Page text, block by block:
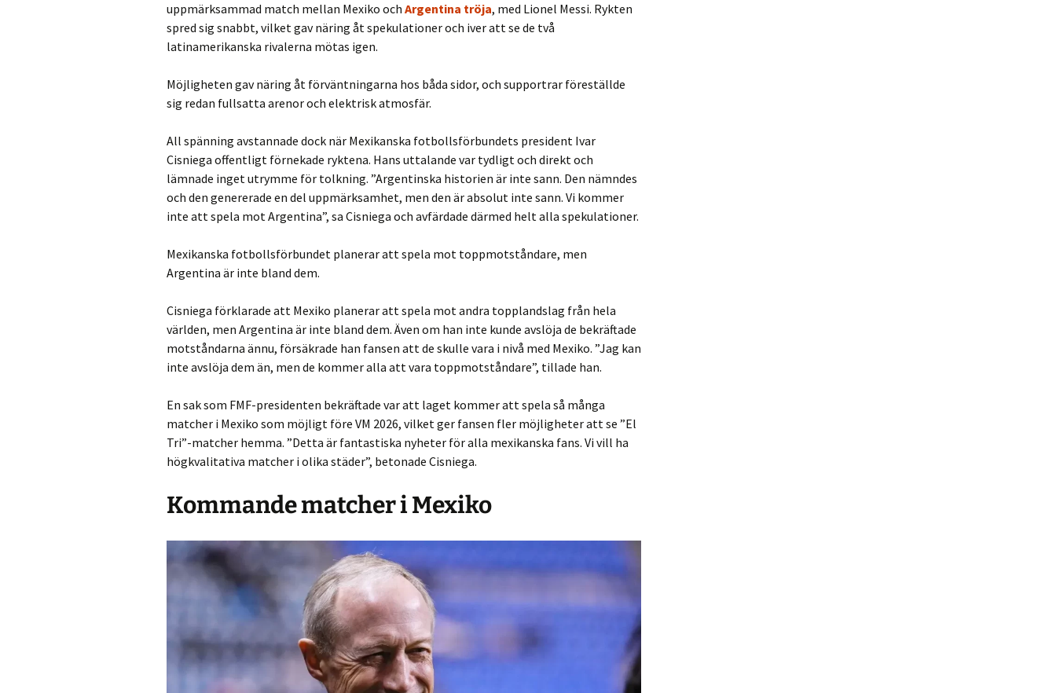
uppmärksammad match mellan Mexiko och Argentina tröja, med Lionel Messi. Rykten
spred sig snabbt, vilket gav näring åt spekulationer och iver att se de två
latinamerikanska rivalerna mötas igen.
Möjligheten gav näring åt förväntningarna hos båda sidor, och supportrar föreställde
sig redan fullsatta arenor och elektrisk atmosfär.
All spänning avstannade dock när Mexikanska fotbollsförbundets president Ivar
Cisniega offentligt förnekade ryktena. Hans uttalande var tydligt och direkt och
lämnade inget utrymme för tolkning. ”Argentinska historien är inte sann. Den nämndes
och den genererade en del uppmärksamhet, men den är absolut inte sann. Vi kommer
inte att spela mot Argentina”, sa Cisniega och avfärdade därmed helt alla spekulationer.
Mexikanska fotbollsförbundet planerar att spela mot toppmotståndare, men
Argentina är inte bland dem.
Cisniega förklarade att Mexiko planerar att spela mot andra topplandslag från hela
världen, men Argentina är inte bland dem. Även om han inte kunde avslöja de bekräftade
motståndarna ännu, försäkrade han fansen att de skulle vara i nivå med Mexiko. ”Jag kan
inte avslöja dem än, men de kommer alla att vara toppmotståndare”, tillade han.
En sak som FMF-presidenten bekräftade var att laget kommer att spela så många
matcher i Mexiko som möjligt före VM 2026, vilket ger fansen fler möjligheter att se ”El
Tri”-matcher hemma. ”Detta är fantastiska nyheter för alla mexikanska fans. Vi vill ha
högkvalitativa matcher i olika städer”, betonade Cisniega.
Kommande matcher i Mexiko